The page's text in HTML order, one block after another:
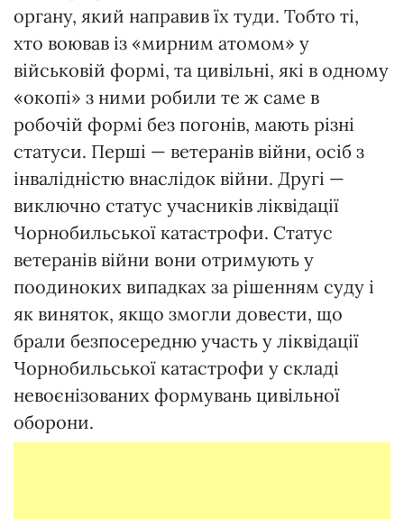
органу, який направив їх туди. Тобто ті,
хто воював із «мирним атомом» у
військовій формі, та цивільні, які в одному
«окопі» з ними робили те ж саме в
робочій формі без погонів, мають різні
статуси. Перші — ветеранів війни, осіб з
інвалідністю внаслідок війни. Другі —
виключно статус учасників ліквідації
Чорнобильської катастрофи. Статус
ветеранів війни вони отримують у
поодиноких випадках за рішенням суду і
як виняток, якщо змогли довести, що
брали безпосередню участь у ліквідації
Чорнобильської катастрофи у складі
невоєнізованих формувань цивільної
оборони.